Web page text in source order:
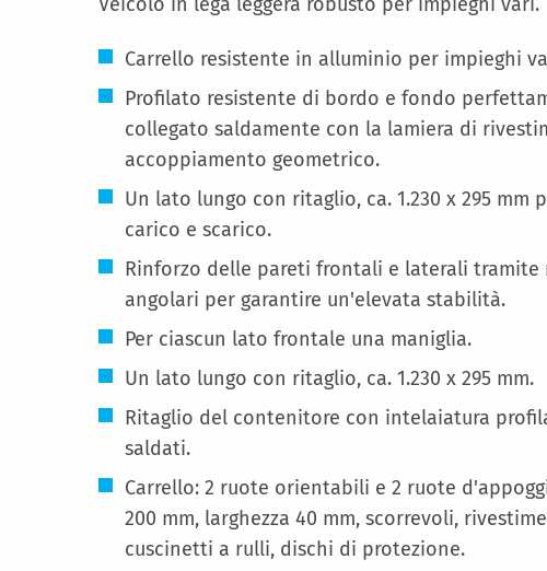
Carrello resistente in alluminio per impieghi
Profilato resistente di bordo e fondo
collegato saldamente con la lamiera di
accoppiamento geometrico.
Un lato lungo con ritaglio, ca. 1.230 x 295
carico e scarico.
Rinforzo delle pareti frontali e laterali tramite
angolari per garantire un'elevata stabilità.
Per ciascun lato frontale una maniglia.
Un lato lungo con ritaglio, ca. 1.230 x 295 mm.
Ritaglio del contenitore con intelaiatura
saldati.
Carrello: 2 ruote orientabili e 2 ruote
200 mm, larghezza 40 mm, scorrevoli,
cuscinetti a rulli, dischi di protezione.